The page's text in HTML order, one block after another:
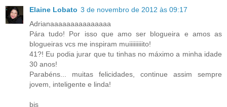
Elaine Lobato 3 de novembro de 2012 às 09:17
Adrianaaaaaaaaaaaaaaa
Pára tudo! Por isso que amo ser blogueira e amos as
blogueiras vcs me inspiram muiiiiiiiiito!
41?! Eu podia jurar que tu tinhas no máximo a minha idade
30 anos!
Parabéns... muitas felicidades, continue assim sempre
jovem, inteligente e linda!
bjs